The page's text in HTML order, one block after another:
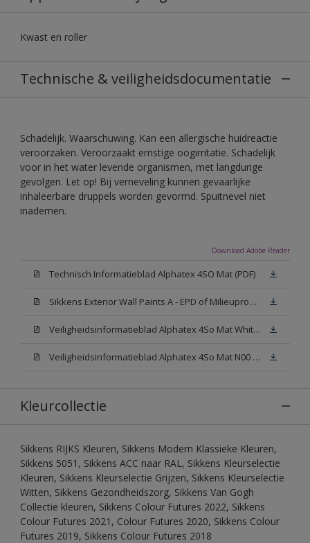
Kwast en roller
Technische & veiligheidsdocumentatie
Schadelijk. Waarschuwing. Kan een allergische huidreactie
veroorzaken. Veroorzaakt ernstige oogirritatie. Schadelijk
voor in het water levende organismen, met langdurige
gevolgen. Let op! Bij verneveling kunnen gevaarlijke
inhaleerbare druppels worden gevormd. Spuitnevel niet
inademen.
Download Adobe Reader
Technisch Informatieblad Alphatex 4SO Mat (PDF)
Sikkens Exterior Wall Paints A - EPD of Milieuproductverklaring
Veiligheidsinformatieblad Alphatex 4So Mat White W05 (MSDS)
Veiligheidsinformatieblad Alphatex 4So Mat N00 (MSDS)
Kleurcollectie
Sikkens RIJKS Kleuren, Sikkens Modern Klassieke Kleuren,
Sikkens 5051, Sikkens ACC naar RAL, Sikkens Kleurselectie
Kleuren, Sikkens Kleurselectie Grijzen, Sikkens Kleurselectie
Witten, Sikkens Gezondheidszorg, Sikkens Van Gogh
Collectie kleuren, Sikkens Colour Futures 2022, Sikkens
Colour Futures 2021, Colour Futures 2020, Sikkens Colour
Futures 2019, Sikkens Colour Futures 2018